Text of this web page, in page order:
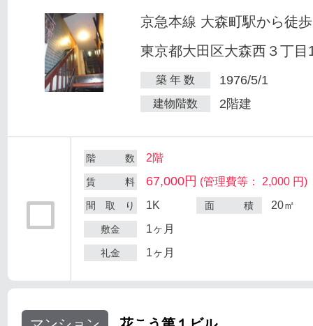
京急本線 大森町駅から徒
東京都大田区大森西３丁目
築 年 数 1976/5/1
建物階数 2階建
階 数 2階
賃 料 67,000円 (管理費等： 2,000 円)
間 取 り 1K 面 積 20㎡
敷金 1ヶ月
礼金 1ヶ月